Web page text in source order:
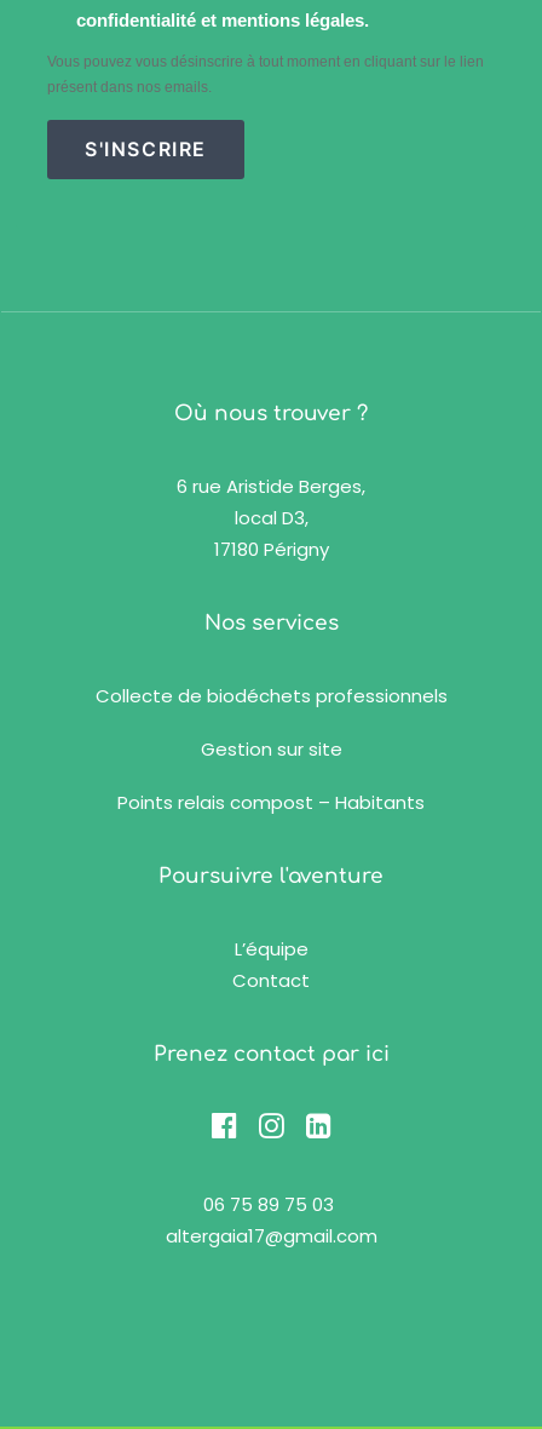
confidentialité et mentions légales.
Vous pouvez vous désinscrire à tout moment en cliquant sur le lien
présent dans nos emails.
S'INSCRIRE
Où nous trouver ?
6 rue Aristide Berges,
local D3,
17180 Périgny
Nos services
Collecte de biodéchets professionnels
Gestion sur site
Points relais compost – Habitants
Poursuivre l'aventure
L’équipe
Contact
Prenez contact par ici
06 75 89 75 03
altergaia17@gmail.com